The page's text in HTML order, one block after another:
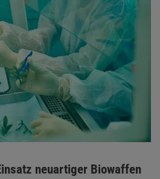
neuartiger Biowaffen